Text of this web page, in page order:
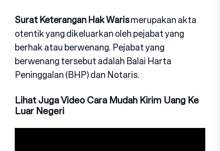
Surat Keterangan Hak Warismerupakan akta
otentik yang dikeluarkan oleh pejabat yang
berhak atau berwenang. Pejabat yang
berwenang tersebut adalah Balai Harta
Peninggalan (BHP) dan Notaris.
Lihat Juga Video Cara Mudah Kirim Uang Ke
Luar Negeri